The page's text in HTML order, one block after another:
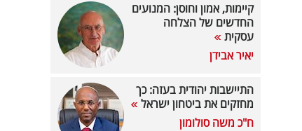
קיימות, אמון וחוסן: המנועים
החדשים של הצלחה
עסקית
יאיר אבידן
התיישבות יהודית בעזה: כך
מחזקים את ביטחון ישראל
ח"כ משה סולומון